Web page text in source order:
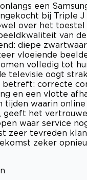
een
bij Triple
over het toestel
van
diepe
vloeiende
volledig tot
televisie oogt
betreft: correcte
en een vlotte
tijden waarin
geeft het
waar service
zeer tevreden
zeker